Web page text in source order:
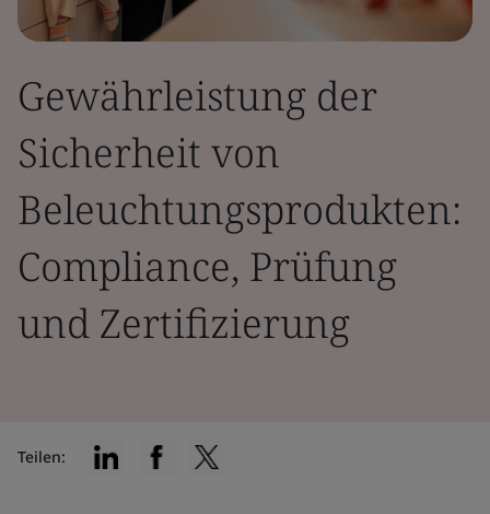
Gewährleistung der
Sicherheit von
Beleuchtungsprodukten:
Compliance, Prüfung
und Zertifizierung
Teilen: